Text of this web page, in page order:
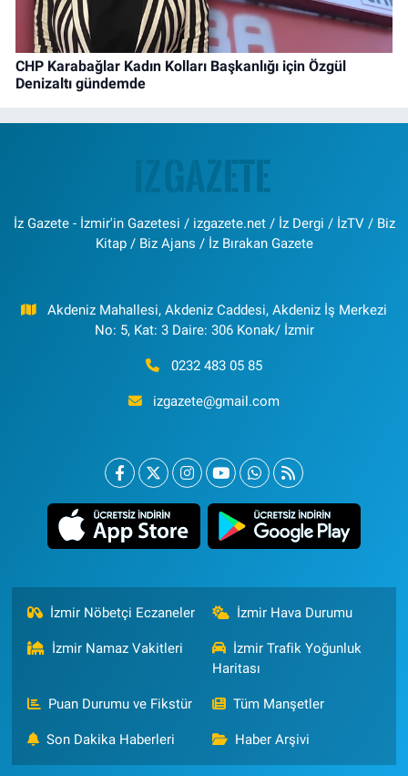
CHP Karabağlar Kadın Kolları Başkanlığı için Özgül
Denizaltı gündemde
İz Gazete - İzmir'in Gazetesi / izgazete.net / İz Dergi / İzTV / Biz
Kitap / Biz Ajans / İz Bırakan Gazete
Akdeniz Mahallesi, Akdeniz Caddesi, Akdeniz İş Merkezi
No: 5, Kat: 3 Daire: 306 Konak/ İzmir
0232 483 05 85
izgazete@gmail.com
İzmir Nöbetçi Eczaneler İzmir Hava Durumu
İzmir Namaz Vakitleri
İzmir Trafik Yoğunluk
Haritası
Puan Durumu ve Fikstür Tüm Manşetler
Son Dakika Haberleri Haber Arşivi